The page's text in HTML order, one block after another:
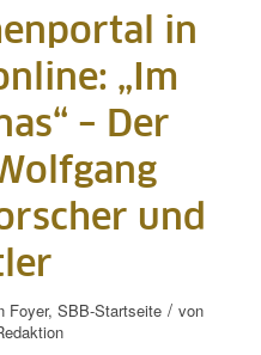
in
„Im
– Der
und
Foyer,SBB-Startseite / von